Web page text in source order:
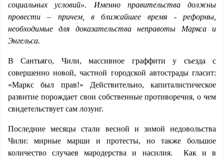
социальных условий». Именно правительства должны
провести – причем,
в ближайшее время - реформы,
необходимые для доказательства неправоты Маркса и
Энгельса.
В Сантьяго, Чили, массивное граффити у съезда с
совершенно новой, частной городской автострады гласит:
«Маркс был прав!» Действительно, капиталистическое
развитие порождает свои собственные противоречия, о чем
свидетельствует сам лозунг.
Последние месяцы стали весной и зимой недовольства
Чили: мирные марши и протесты, но также большое
количество случаев мародерства и насилия. Как и в